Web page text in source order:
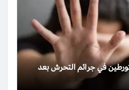
في جرائم التحرش بعد